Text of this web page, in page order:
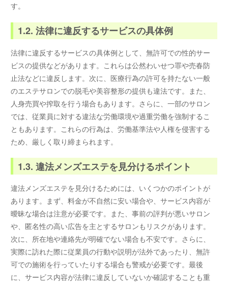
す。
1.2. 法律に違反するサービスの具体例
法律に違反するサービスの具体例として、無許可での性的サー
ビスの提供などがあります。これらは公然わいせつ罪や売春防
止法などに違反します。次に、医療行為の許可を持たない一般
のエステサロンでの脱毛や美容整形の提供も違法です。また、
人身売買や搾取を行う場合もあります。さらに、一部のサロン
では、従業員に対する違法な労働環境や過重労働を強制するこ
ともあります。これらの行為は、労働基準法や人権を侵害する
ため、厳しく取り締まられます。
1.3. 違法メンズエステを見分けるポイント
違法メンズエステを見分けるためには、いくつかのポイントが
あります。まず、料金が不自然に安い場合や、サービス内容が
曖昧な場合は注意が必要です。また、事前の評判が悪いサロン
や、匿名性の高い広告を主とするサロンもリスクがあります。
次に、所在地や連絡先が明確でない場合も不安です。さらに、
実際に訪れた際に従業員の行動や説明が法外であったり、無許
可での施術を行っていたりする場合も警戒が必要です。最後
に、サービス内容が法律に違反していないか確認することも重